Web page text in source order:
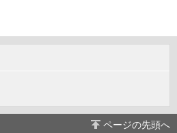
ページの先頭へ